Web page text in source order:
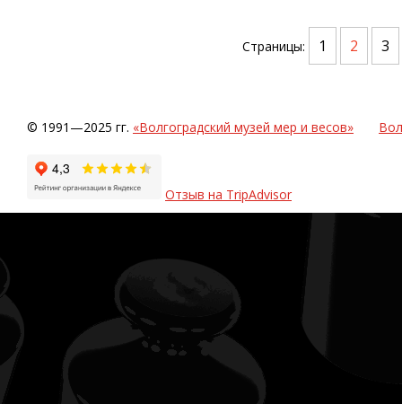
Страницы: 1 2 3
© 1991—2025 гг. «Волгоградский музей мер и весов»
Отзыв на TripAdvisor